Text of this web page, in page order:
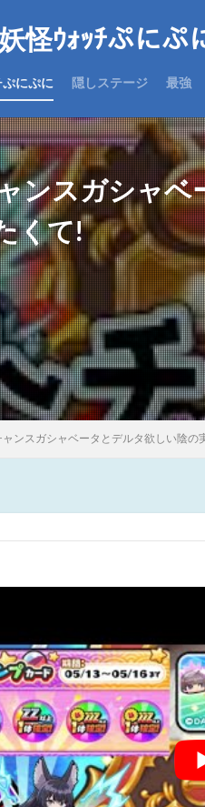
怪ｳｫｯﾁぷにぷ
にぷに 隠しステージ 最強
ンスガシャベ
くて!
ンスガシャベータとデルタ欲しい陰の